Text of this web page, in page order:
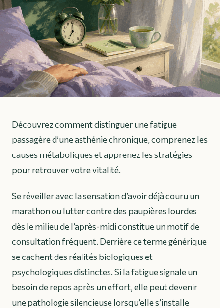
Découvrez comment distinguer une fatigue
passagère d’une asthénie chronique, comprenez les
causes métaboliques et apprenez les stratégies
pour retrouver votre vitalité.
Se réveiller avec la sensation d’avoir déjà couru un
marathon ou lutter contre des paupières lourdes
dès le milieu de l’après-midi constitue un motif de
consultation fréquent. Derrière ce terme générique
se cachent des réalités biologiques et
psychologiques distinctes. Si la fatigue signale un
besoin de repos après un effort, elle peut devenir
une pathologie silencieuse lorsqu’elle s’installe